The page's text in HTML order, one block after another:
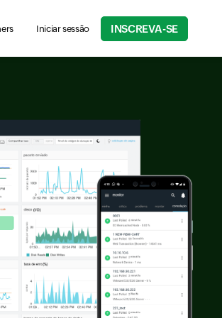
product information, help articles, and
Iniciar sessão INSCREVA-SE